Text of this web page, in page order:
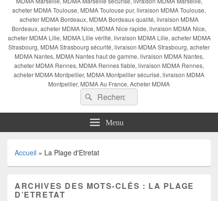
acheter MDMA Toulouse, MDMA Toulouse pur, livraison MDMA Toulouse,
acheter MDMA Bordeaux, MDMA Bordeaux qualité, livraison MDMA
Bordeaux, acheter MDMA Nice, MDMA Nice rapide, livraison MDMA Nice,
acheter MDMA Lille, MDMA Lille vérifié, livraison MDMA Lille, acheter MDMA
Strasbourg, MDMA Strasbourg sécurité, livraison MDMA Strasbourg, acheter
MDMA Nantes, MDMA Nantes haut de gamme, livraison MDMA Nantes,
acheter MDMA Rennes, MDMA Rennes fiable, livraison MDMA Rennes,
acheter MDMA Montpellier, MDMA Montpellier sécurisé, livraison MDMA
Montpellier, MDMA Au France, Acheter MDMA
Recherche :
Rechercher
Menu
Accueil » La Plage d'Etretat
ARCHIVES DES MOTS-CLÉS : LA PLAGE
D’ETRETAT